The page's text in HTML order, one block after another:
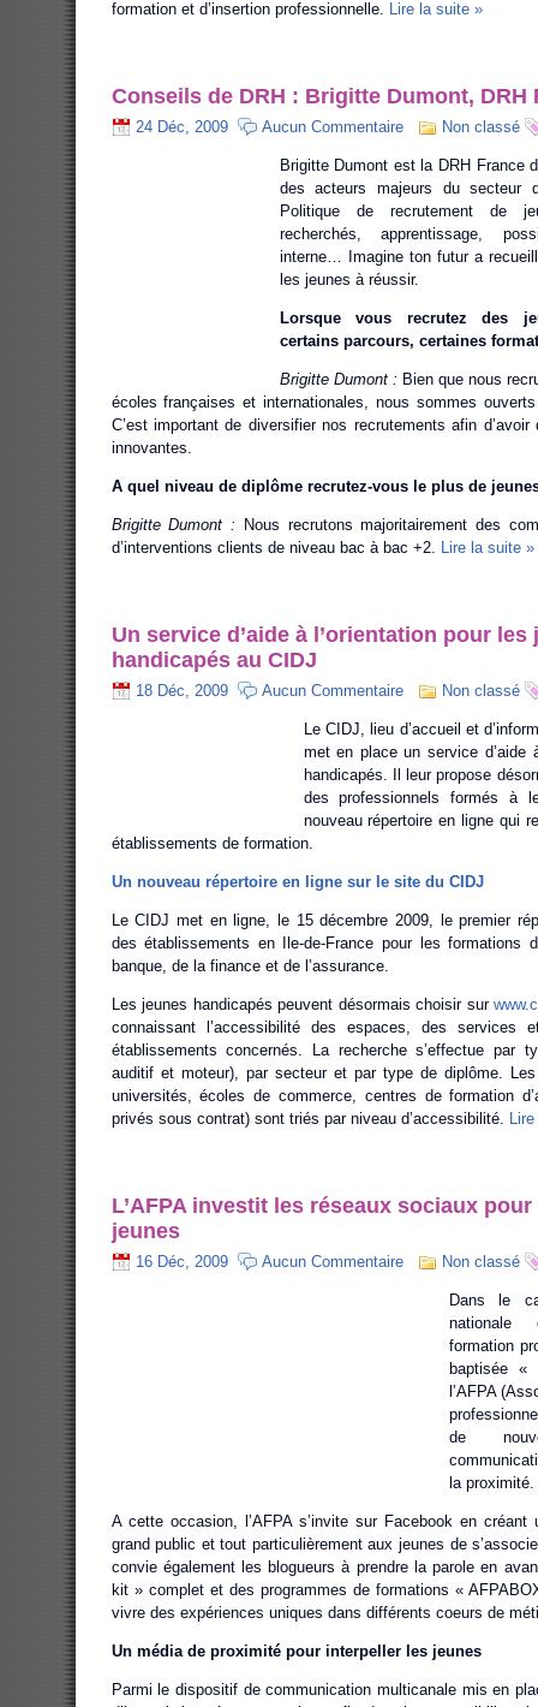
formation et d’insertion professionnelle. Lire la suite »
Conseils de DRH : Brigitte Dumont, DRH
24 Déc, 2009 Aucun Commentaire Non classé
Brigitte Dumont est la DRH France
des acteurs majeurs du secteur
Politique de recrutement de
recherchés, apprentissage,
interne… Imagine ton futur a
les jeunes à réussir.
Lorsque vous recrutez des
certains parcours, certaines
Brigitte Dumont : Bien que nous
écoles françaises et internationales, nous sommes
C’est important de diversifier nos recrutements afin
innovantes.
A quel niveau de diplôme recrutez-vous le plus de
Brigitte Dumont : Nous recrutons majoritairement des
d’interventions clients de niveau bac à bac +2. Lire la suite »
Un service d’aide à l’orientation pour les
handicapés au CIDJ
18 Déc, 2009 Aucun Commentaire Non classé
Le CIDJ, lieu d’accueil et
met en place un service d’aide
handicapés. Il leur propose
des professionnels formés à
nouveau répertoire en ligne qui
établissements de formation.
Un nouveau répertoire en ligne sur le site du CIDJ
Le CIDJ met en ligne, le 15 décembre 2009, le premier
des établissements en Ile-de-France pour les formations
banque, de la finance et de l’assurance.
Les jeunes handicapés peuvent désormais choisir sur
connaissant l’accessibilité des espaces, des services
établissements concernés. La recherche s’effectue par
auditif et moteur), par secteur et par type de diplôme.
universités, écoles de commerce, centres de formation
privés sous contrat) sont triés par niveau d’accessibilité.
L’AFPA investit les réseaux sociaux
jeunes
16 Déc, 2009 Aucun Commentaire Non classé
Dans le
nationale
formation
baptisée «
l’AFPA
de
la proximité.
A cette occasion, l’AFPA s’invite sur Facebook en créant
grand public et tout particulièrement aux jeunes de
convie également les blogueurs à prendre la parole en
kit » complet et des programmes de formations «
vivre des expériences uniques dans différents coeurs de
Un média de proximité pour interpeller les jeunes
Parmi le dispositif de communication multicanale mis en